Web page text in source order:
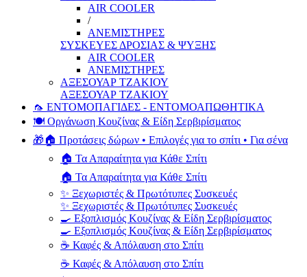
AIR COOLER
/
ΑΝΕΜΙΣΤΗΡΕΣ
ΣΥΣΚΕΥΕΣ ΔΡΟΣΙΑΣ & ΨΥΞΗΣ
AIR COOLER
ΑΝΕΜΙΣΤΗΡΕΣ
ΑΞΕΣΟΥΑΡ ΤΖΑΚΙΟΥ
ΑΞΕΣΟΥΑΡ ΤΖΑΚΙΟΥ
🦟 ΕΝΤΟΜΟΠΑΓΙΔΕΣ - ΕΝΤΟΜΟΑΠΩΘΗΤΙΚΑ
🍽️ Οργάνωση Κουζίνας & Είδη Σερβιρίσματος
🎁🏠 Προτάσεις δώρων • Επιλογές για το σπίτι • Για σένα
🏠 Τα Απαραίτητα για Κάθε Σπίτι
🏠 Τα Απαραίτητα για Κάθε Σπίτι
✨ Ξεχωριστές & Πρωτότυπες Συσκευές
✨ Ξεχωριστές & Πρωτότυπες Συσκευές
🍳 Εξοπλισμός Κουζίνας & Είδη Σερβιρίσματος
🍳 Εξοπλισμός Κουζίνας & Είδη Σερβιρίσματος
☕ Καφές & Απόλαυση στο Σπίτι
☕ Καφές & Απόλαυση στο Σπίτι